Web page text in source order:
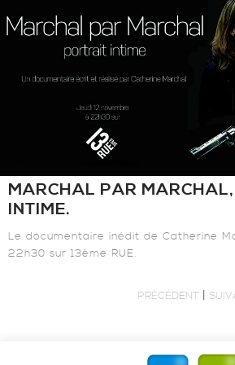
MARCHAL PAR
INTIME.
Le documentaire inédit de Catherine
22h30 sur 13ème RUE.
PRÉCÉDENT |